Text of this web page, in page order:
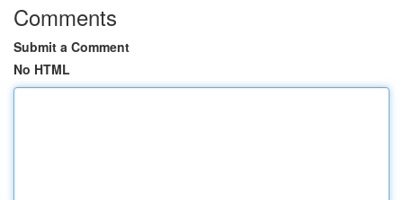
Comments
Submit a Comment
No HTML